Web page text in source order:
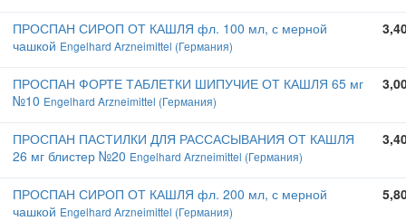
ПРОСПАН СИРОП ОТ КАШЛЯ фл. 100 мл, с мерной
чашкой Engelhard Arzneimittel (Германия)
ПРОСПАН ФОРТЕ ТАБЛЕТКИ ШИПУЧИЕ ОТ КАШЛЯ 65 мг
№10 Engelhard Arzneimittel (Германия)
ПРОСПАН ПАСТИЛКИ ДЛЯ РАССАСЫВАНИЯ ОТ КАШЛЯ
26 мг блистер №20 Engelhard Arzneimittel (Германия)
ПРОСПАН СИРОП ОТ КАШЛЯ фл. 200 мл, с мерной
чашкой Engelhard Arzneimittel (Германия)